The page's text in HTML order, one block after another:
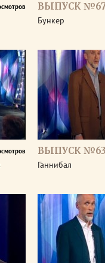
ВЫПУСК
Бункер
ВЫПУСК
Ганнибал